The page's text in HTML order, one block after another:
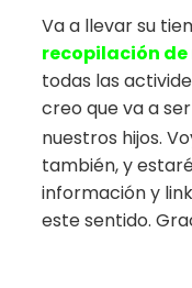
Va a llevar su
recopilación
todas las
creo que va a
nuestros hijos.
también, y
información y
este sentido.